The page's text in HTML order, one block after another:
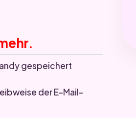
gespeichert
der E-Mail-